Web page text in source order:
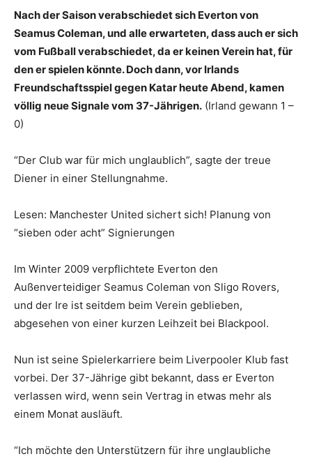
Nach der Saison verabschiedet sich Everton von
Seamus Coleman, und alle erwarteten, dass auch er sich
vom Fußball verabschiedet, da er keinen Verein hat, für
den er spielen könnte. Doch dann, vor Irlands
Freundschaftsspiel gegen Katar heute Abend, kamen
völlig neue Signale vom 37-Jährigen. (Irland gewann 1 –
0)
“Der Club war für mich unglaublich”, sagte der treue
Diener in einer Stellungnahme.
Lesen: Manchester United sichert sich! Planung von
“sieben oder acht” Signierungen
Im Winter 2009 verpflichtete Everton den
Außenverteidiger Seamus Coleman von Sligo Rovers,
und der Ire ist seitdem beim Verein geblieben,
abgesehen von einer kurzen Leihzeit bei Blackpool.
Nun ist seine Spielerkarriere beim Liverpooler Klub fast
vorbei. Der 37-Jährige gibt bekannt, dass er Everton
verlassen wird, wenn sein Vertrag in etwas mehr als
einem Monat ausläuft.
“Ich möchte den Unterstützern für ihre unglaubliche